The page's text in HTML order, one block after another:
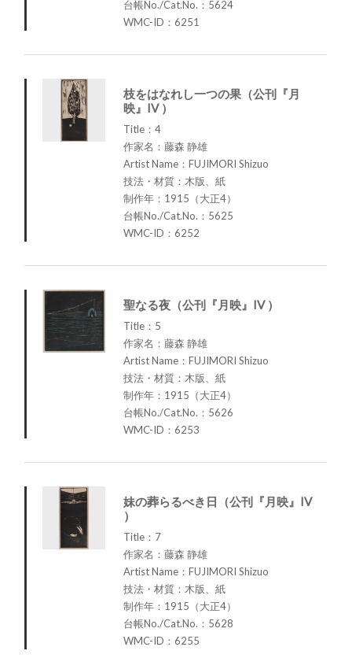
台帳No./Cat.No.：5624
WMC-ID：6251
枝をはなれし一つの果（公刊『月
映』IV ）
Title：4
作家名：藤森 静雄
Artist Name：FUJIMORI Shizuo
技法・材質：木版、紙
制作年：1915（大正4）
台帳No./Cat.No.：5625
WMC-ID：6252
聖なる夜（公刊『月映』IV ）
Title：5
作家名：藤森 静雄
Artist Name：FUJIMORI Shizuo
技法・材質：木版、紙
制作年：1915（大正4）
台帳No./Cat.No.：5626
WMC-ID：6253
妹の葬らるべき日（公刊『月映』IV
）
Title：7
作家名：藤森 静雄
Artist Name：FUJIMORI Shizuo
技法・材質：木版、紙
制作年：1915（大正4）
台帳No./Cat.No.：5628
WMC-ID：6255